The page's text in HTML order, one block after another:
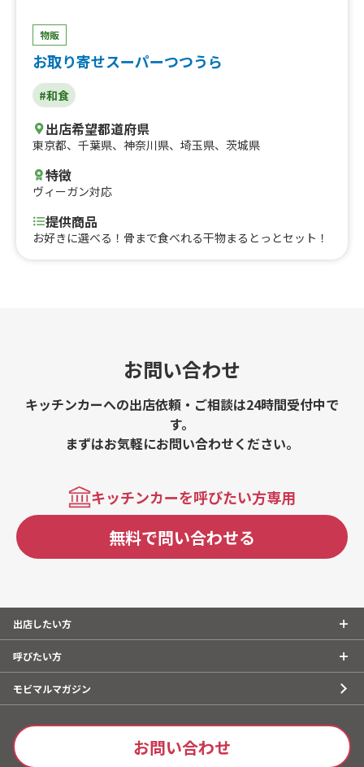
物販
お取り寄せスーパーつつうら
#和食
出店希望都道府県
東京都、 千葉県、 神奈川県、 埼玉県、 茨城県
特徴
ヴィーガン対応
提供商品
お好きに選べる！骨まで食べれる干物まるとっとセット！
お問い合わせ
キッチンカーへの出店依頼・ご相談は24時間受付中で
す。
まずはお気軽にお問い合わせください。
キッチンカーを呼びたい方専用
無料で問い合わせる
出店したい方
呼びたい方
モビマルマガジン
お問い合わせ